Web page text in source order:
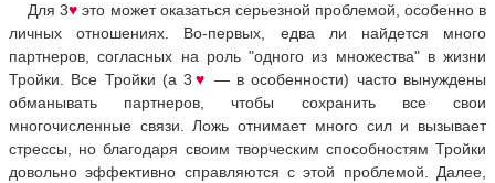
Для 3♥ это может оказаться серьезной проблемой, особенно в
личных отношениях. Во-первых, едва ли найдется много
партнеров, согласных на роль "одного из множества" в жизни
Тройки. Все Тройки (а 3 ♥ — в особенности) часто вынуждены
обманывать партнеров, чтобы сохранить все свои
многочисленные связи. Ложь отнимает много сил и вызывает
стрессы, но благодаря своим творческим способностям Тройки
довольно эффективно справляются с этой проблемой. Далее,